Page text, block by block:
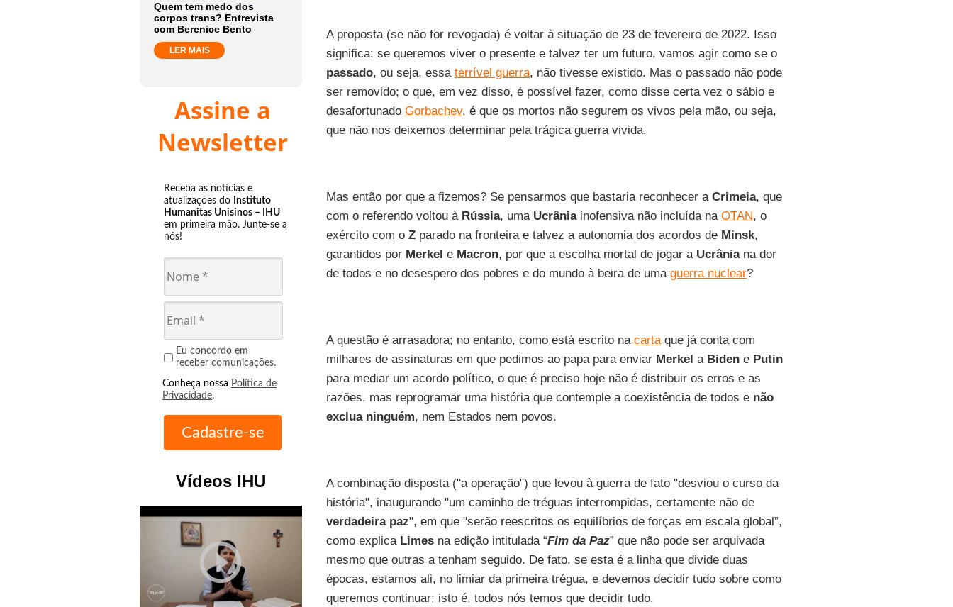
Quem tem medo dos
corpos trans? Entrevista
com Berenice Bento
LER MAIS
Assine a
Newsletter
Receba as notícias e
atualizações do Instituto
Humanitas Unisinos – IHU
em primeira mão. Junte-se a
nós!
Eu concordo em
receber comunicações.
Conheça nossa Política de
Privacidade.
Vídeos IHU
play_circle_outline
A proposta (se não for revogada) é voltar à situação de 23 de fevereiro de 2022. Isso
significa: se queremos viver o presente e talvez ter um futuro, vamos agir como se o
passado, ou seja, essa terrível guerra, não tivesse existido. Mas o passado não pode
ser removido; o que, em vez disso, é possível fazer, como disse certa vez o sábio e
desafortunado Gorbachev, é que os mortos não segurem os vivos pela mão, ou seja,
que não nos deixemos determinar pela trágica guerra vivida.
Mas então por que a fizemos? Se pensarmos que bastaria reconhecer a Crimeia, que
com o referendo voltou à Rússia, uma Ucrâniainofensiva não incluída na OTAN, o
exército com o Zparado na fronteira e talvez a autonomia dos acordos de Minsk,
garantidos por Merkel e Macron, por que a escolha mortal de jogar a Ucrâniana dor
de todos e no desespero dos pobres e do mundo à beira de uma guerra nuclear?
A questão é arrasadora; no entanto, como está escrito na cartaque já conta com
milhares de assinaturas em que pedimos ao papa para enviar Merkel a Bidene Putin
para mediar um acordo político, o que é preciso hoje não é distribuir os erros e as
razões, mas reprogramar uma história que contemple a coexistência de todos e não
exclua ninguém, nem Estados nem povos.
A combinação disposta ("a operação") que levou à guerra de fato "desviou o curso da
história", inaugurando "um caminho de tréguas interrompidas, certamente não de
verdadeira paz", em que "serão reescritos os equilíbrios de forças em escala global”,
como explica Limesna edição intitulada “Fim da Paz” que não pode ser arquivada
mesmo que outras a tenham seguido. De fato, se esta é a linha que divide duas
épocas, estamos ali, no limiar da primeira trégua, e devemos decidir tudo sobre como
queremos continuar; isto é, todos nós temos que decidir tudo.